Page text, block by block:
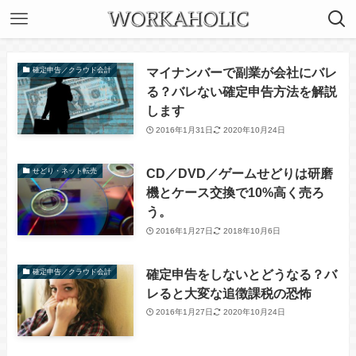
確定申告／クラウド会計
マイナンバーで副業が会社にバレ
る？バレない確定申告方法を解説
します
2016年1月31日 2020年10月24日
せどり・ネット転売
CD／DVD／ゲームせどりは研磨
機とケース交換で10%高く売ろ
う。
2016年1月27日 2018年10月6日
確定申告／クラウド会計
確定申告をしないとどうなる？バ
レると大変な追徴課税の恐怖
2016年1月27日 2020年10月24日